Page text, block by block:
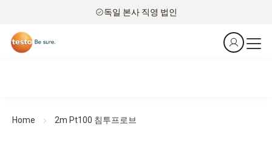
독일 본사 직영 법인
Home 2m Pt100 침투프로브